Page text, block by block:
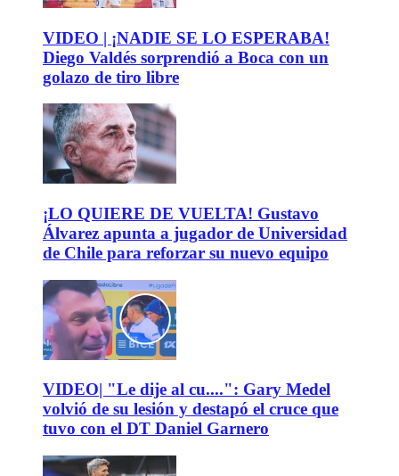
VIDEO | ¡NADIE SE LO ESPERABA!
Diego Valdés sorprendió a Boca con un
golazo de tiro libre
¡LO QUIERE DE VUELTA! Gustavo
Álvarez apunta a jugador de Universidad
de Chile para reforzar su nuevo equipo
VIDEO| "Le dije al cu....": Gary Medel
volvió de su lesión y destapó el cruce que
tuvo con el DT Daniel Garnero